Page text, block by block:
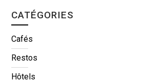
CATÉGORIES
Cafés
Restos
Hôtels